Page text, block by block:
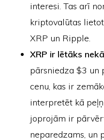
interesi. Tas arī
kriptovalūtas
XRP un Ripple.
XRP ir lētāks
pārsniedza $3 un
cenu, kas ir
interpretēt kā
joprojām ir
neparedzams, un
Uzņēmuma
Adrese: 2. stāvs 167-169 Great
rezultāti nav nākotnes rezultātu
Kriptovalūtu neregulē Apvienotās
kompensācijas shēmas
aizsardzība vai Apvienotās
Ieguldījumi kriptovalūtā ir saistīti ar
zaudēt daļu vai visu vērtību. No